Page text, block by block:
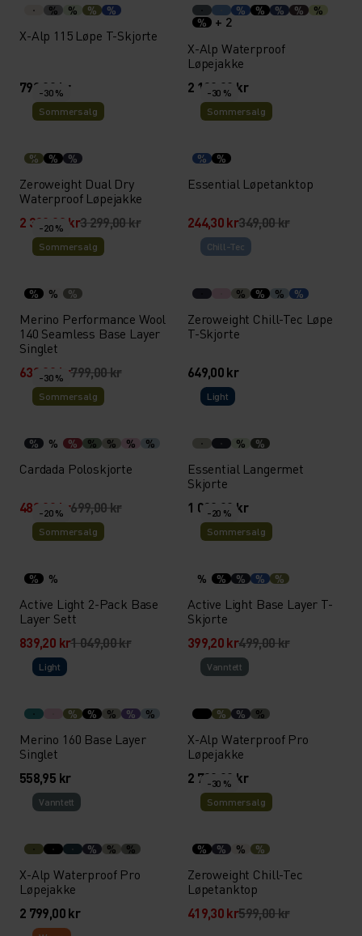
% % % %
X-Alp 115 Løpe T-Skjorte
799,00 kr
% % % %
%
%
+ 2
X-Alp Waterproof
Løpejakke
2 199,00 kr
-30 %
Sommersalg
% % %
Zeroweight Dual Dry
Waterproof Løpejakke
2 309,30 kr3 299,00 kr
-30 %
Sommersalg
% %
Essential Løpetanktop
244,30 kr349,00 kr
-20 %
Sommersalg
% % %
Merino Performance Wool
140 Seamless Base Layer
Singlet
639,20 kr799,00 kr
Chill-Tec
% % % %
Zeroweight Chill-Tec Løpe
T-Skjorte
649,00 kr
-30 %
Sommersalg
% % % % % % %
Cardada Poloskjorte
489,30 kr699,00 kr
Light
% %
Essential Langermet
Skjorte
1 099,00 kr
-20 %
Sommersalg
% %
Active Light 2-Pack Base
Layer Sett
839,20 kr1 049,00 kr
-20 %
Sommersalg
% % % % %
Active Light Base Layer T-
Skjorte
399,20 kr499,00 kr
Light
% % % % %
Merino 160 Base Layer
Singlet
558,95 kr
Vann­tett
% % %
X-Alp Waterproof Pro
Løpejakke
2 799,00 kr
Vann­tett
% % %
X-Alp Waterproof Pro
Løpejakke
2 799,00 kr
-30 %
Sommersalg
% % % %
Zeroweight Chill-Tec
Løpetanktop
419,30 kr599,00 kr